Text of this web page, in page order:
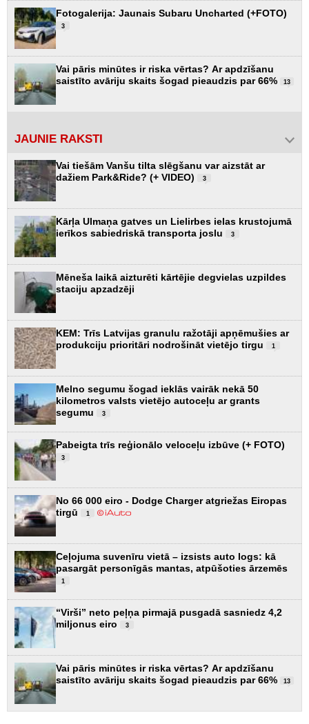
Fotogalerija: Jaunais Subaru Uncharted (+FOTO)
3
Vai pāris minūtes ir riska vērtas? Ar apdzīšanu
saistīto avāriju skaits šogad pieaudzis par 66%
13
JAUNIE RAKSTI
Vai tiešām Vanšu tilta slēgšanu var aizstāt ar
dažiem Park&Ride? (+ VIDEO)
3
Kārļa Ulmaņa gatves un Lielirbes ielas krustojumā
ierīkos sabiedriskā transporta joslu
3
Mēneša laikā aizturēti kārtējie degvielas uzpildes
staciju apzadzēji
KEM: Trīs Latvijas granulu ražotāji apņēmušies ar
produkciju prioritāri nodrošināt vietējo tirgu
1
Melno segumu šogad ieklās vairāk nekā 50
kilometros valsts vietējo autoceļu ar grants
segumu
3
Pabeigta trīs reģionālo veloceļu izbūve (+ FOTO)
3
No 66 000 eiro - Dodge Charger atgriežas Eiropas
tirgū
1
Ceļojuma suvenīru vietā – izsists auto logs: kā
pasargāt personīgās mantas, atpūšoties ārzemēs
1
“Virši” neto peļņa pirmajā pusgadā sasniedz 4,2
miljonus eiro
3
Vai pāris minūtes ir riska vērtas? Ar apdzīšanu
saistīto avāriju skaits šogad pieaudzis par 66%
13